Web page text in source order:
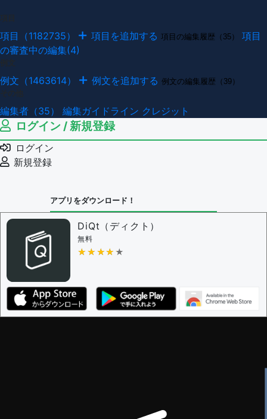
項目（1182735） 項目を追加する 項目の編集履歴（35）
項目
の審査中の編集(4)
例文（1463614） 例文を追加する 例文の編集履歴（39）
編集者（35） 編集ガイドライン クレジット
ログイン / 新規登録
ログイン
新規登録
アプリをダウンロード！
DiQt（ディクト）
無料
★★★★★
★★★★★